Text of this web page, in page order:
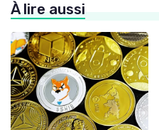
À lire aussi